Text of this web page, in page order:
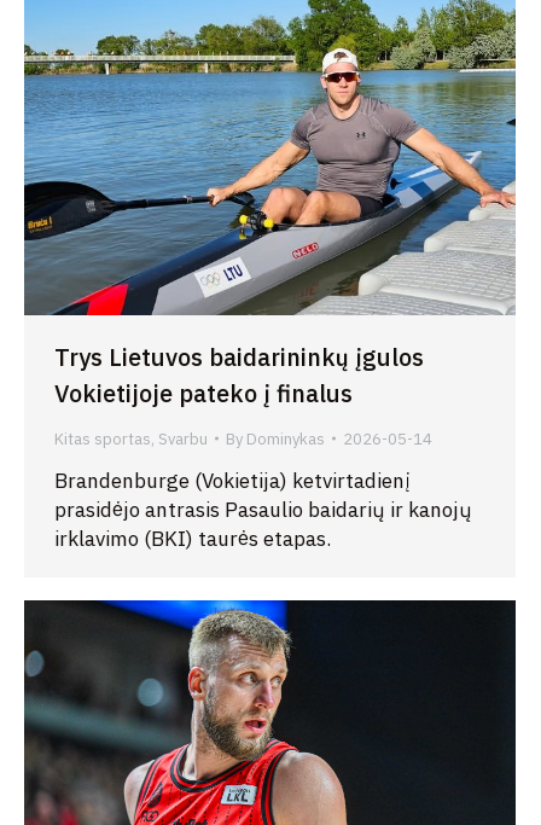
Trys Lietuvos baidarininkų įgulos
Vokietijoje pateko į finalus
Kitas sportas, Svarbu By Dominykas 2026-05-14
Brandenburge (Vokietija) ketvirtadienį
prasidėjo antrasis Pasaulio baidarių ir kanojų
irklavimo (BKI) taurės etapas.